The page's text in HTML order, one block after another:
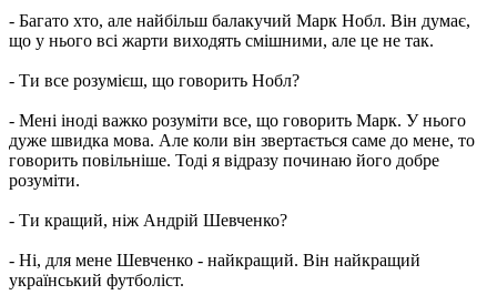
- Багато хто, але найбільш балакучий Марк Нобл. Він думає,
що у нього всі жарти виходять смішними, але це не так.
- Ти все розумієш, що говорить Нобл?
- Мені іноді важко розуміти все, що говорить Марк. У нього
дуже швидка мова. Але коли він звертається саме до мене, то
говорить повільніше. Тоді я відразу починаю його добре
розуміти.
- Ти кращий, ніж Андрій Шевченко?
- Ні, для мене Шевченко - найкращий. Він найкращий
український футболіст.